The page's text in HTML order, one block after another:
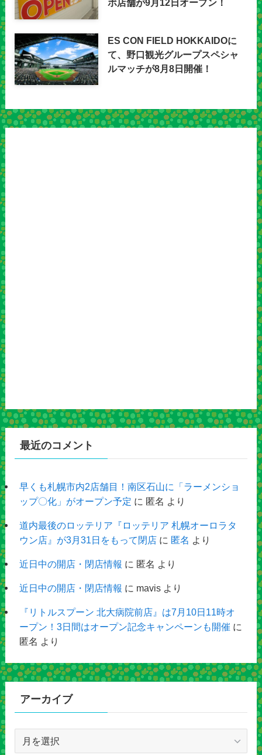
ボ店舗が9月12日オープン！
ES CON FIELD HOKKAIDOに
て、野口観光グループスペシャ
ルマッチが8月8日開催！
最近のコメント
早くも札幌市内2店舗目！南区石山に「ラーメンショ
ップ〇化」がオープン予定 に 匿名 より
道内最後のロッテリア『ロッテリア 札幌オーロラタ
ウン店』が3月31日をもって閉店に 匿名 より
近日中の開店・閉店情報 に 匿名 より
近日中の開店・閉店情報 に mavisより
『リトルスプーン 北大病院前店』は7月10日11時オ
ープン！3日間はオープン記念キャンペーンも開催 に
匿名 より
アーカイブ